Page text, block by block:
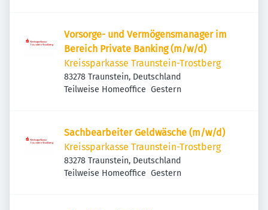
Vorsorge- und Vermögensmanager im
Bereich Private Banking (m/w/d)
Kreissparkasse Traunstein-Trostberg
83278 Traunstein, Deutschland
Teilweise Homeoffice Veröffentlicht
Gestern
Sachbearbeiter Geldwäsche (m/w/d)
Kreissparkasse Traunstein-Trostberg
83278 Traunstein, Deutschland
Teilweise Homeoffice Veröffentlicht
Gestern